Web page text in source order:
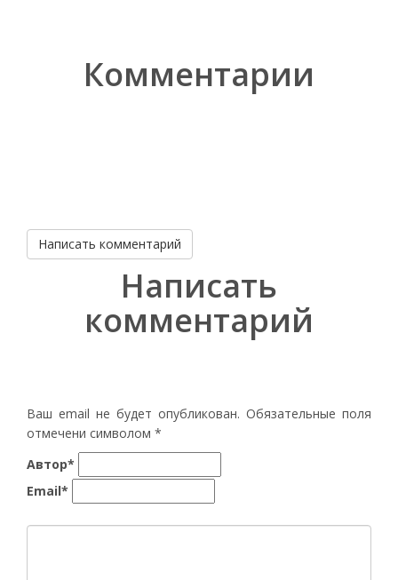
Комментарии
Написать комментарий
Написать
комментарий
Ваш email не будет опубликован. Обязательные поля
отмечени символом *
Автор*
Email*